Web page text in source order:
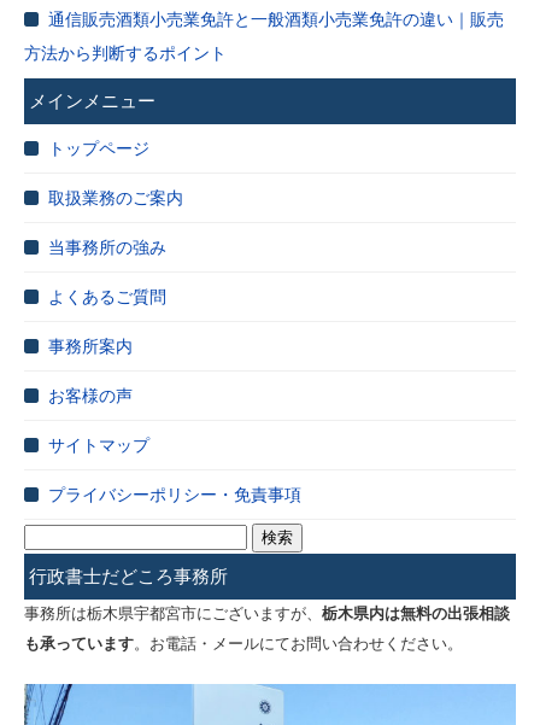
通信販売酒類小売業免許と一般酒類小売業免許の違い｜販売
方法から判断するポイント
メインメニュー
トップページ
取扱業務のご案内
当事務所の強み
よくあるご質問
事務所案内
お客様の声
サイトマップ
プライバシーポリシー・免責事項
索:
行政書士だどころ事務所
事務所は栃木県宇都宮市にございますが、 栃木県内は無料の出張相談
も承っています。お電話・メールにてお問い合わせください。